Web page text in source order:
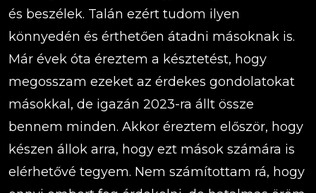
és beszélek. Talán ezért tudom ilyen
könnyedén és érthetően átadni másoknak is.
Már évek óta éreztem a késztetést, hogy
megosszam ezeket az érdekes gondolatokat
másokkal, de igazán 2023-ra állt össze
bennem minden. Akkor éreztem először, hogy
készen állok arra, hogy ezt mások számára is
elérhetővé tegyem. Nem számítottam rá, hogy